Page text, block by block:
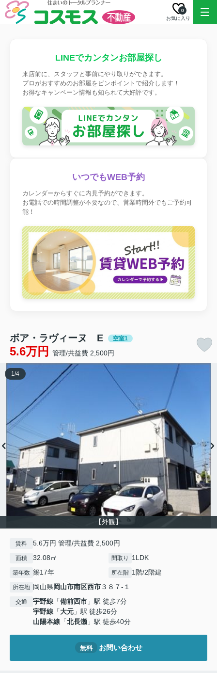
お気に入り
0
LINEでカンタンお部屋探し
来店前に、スタッフと事前にやり取りができます。
プロがおすすめのお部屋をピンポイントで紹介します！
お得なキャンペーン情報も知られて大好評です。
いつでもWEB予約
カレンダーからすぐに内見予約ができます。
お電話での時間調整が不要なので、営業時間外でもご予約可
能！
ボア・ラヴィーヌ E 空室1
5.6万円 管理/共益費 2,500円
【外観】
1/4
賃料 5.6万円 管理/共益費 2,500円
面積 32.08㎡ 間取り 1LDK
築年数 築17年 所在階 1階/2階建
所在地 岡山県岡山市南区西市３８７-１
交通 宇野線 「備前西市 」駅 徒歩7分
宇野線 「大元 」駅 徒歩26分
山陽本線 「北長瀬 」駅 徒歩40分
無料 お問い合わせ